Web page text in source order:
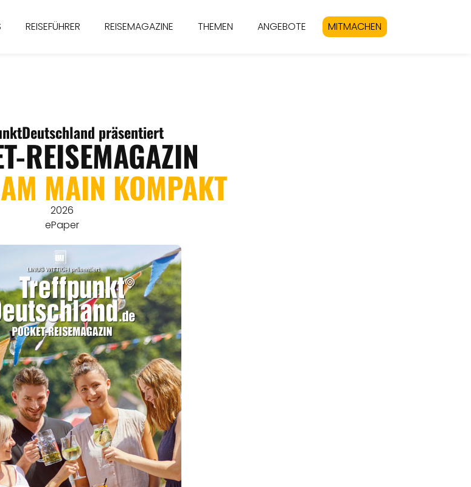
REISEFÜHRER REISEMAGAZINE THEMEN ANGEBOTE MITMACHEN
präsentiert
REISEMAGAZIN
MAIN KOMPAKT
2026
ePaper